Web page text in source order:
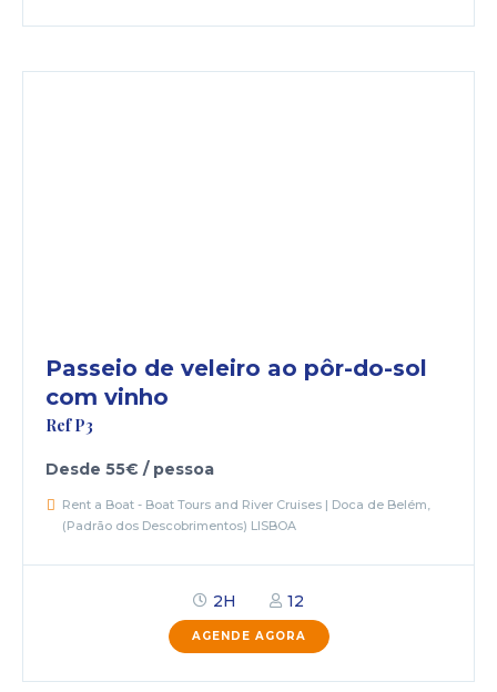
Passeio de veleiro ao pôr-do-sol
com vinho
Ref P3
Desde 55€ / pessoa
Rent a Boat - Boat Tours and River Cruises | Doca de Belém,
(Padrão dos Descobrimentos) LISBOA
2H 12
AGENDE AGORA